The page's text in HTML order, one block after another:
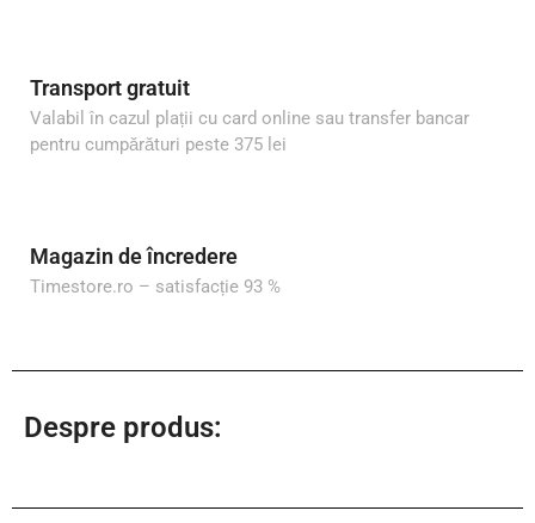
Transport gratuit
Valabil în cazul plații cu card online sau transfer bancar
pentru cumpărături peste 375 lei
Magazin de încredere
Timestore.ro – satisfacție 93 %
Despre produs: